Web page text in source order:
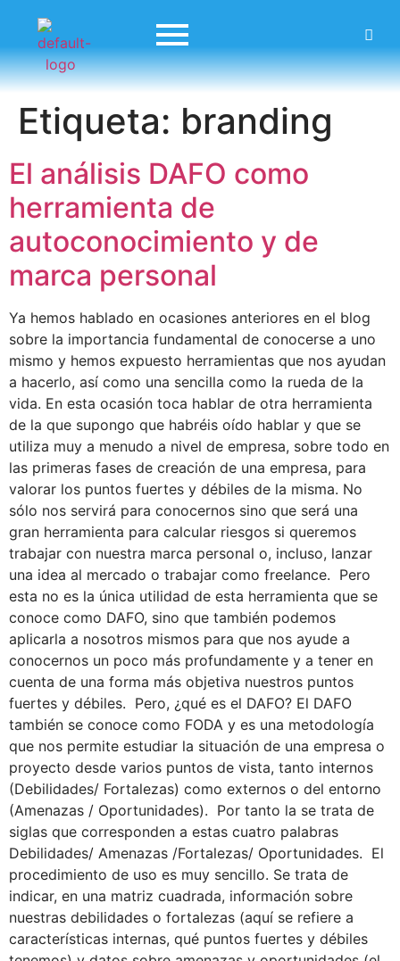
Etiqueta: branding
El análisis DAFO como
herramienta de
autoconocimiento y de
marca personal
Ya hemos hablado en ocasiones anteriores en el blog
sobre la importancia fundamental de conocerse a uno
mismo y hemos expuesto herramientas que nos ayudan
a hacerlo, así como una sencilla como la rueda de la
vida. En esta ocasión toca hablar de otra herramienta
de la que supongo que habréis oído hablar y que se
utiliza muy a menudo a nivel de empresa, sobre todo en
las primeras fases de creación de una empresa, para
valorar los puntos fuertes y débiles de la misma. No
sólo nos servirá para conocernos sino que será una
gran herramienta para calcular riesgos si queremos
trabajar con nuestra marca personal o, incluso, lanzar
una idea al mercado o trabajar como freelance. Pero
esta no es la única utilidad de esta herramienta que se
conoce como DAFO, sino que también podemos
aplicarla a nosotros mismos para que nos ayude a
conocernos un poco más profundamente y a tener en
cuenta de una forma más objetiva nuestros puntos
fuertes y débiles. Pero, ¿qué es el DAFO? El DAFO
también se conoce como FODA y es una metodología
que nos permite estudiar la situación de una empresa o
proyecto desde varios puntos de vista, tanto internos
(Debilidades/ Fortalezas) como externos o del entorno
(Amenazas / Oportunidades). Por tanto la se trata de
siglas que corresponden a estas cuatro palabras
Debilidades/ Amenazas /Fortalezas/ Oportunidades. El
procedimiento de uso es muy sencillo. Se trata de
indicar, en una matriz cuadrada, información sobre
nuestras debilidades o fortalezas (aquí se refiere a
características internas, qué puntos fuertes y débiles